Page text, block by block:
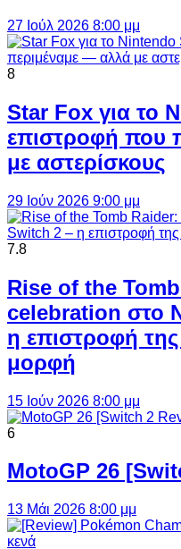
27 Ιούλ 2026 8:00 μμ
8
Star Fox για το
επιστροφή που
με αστερίσκους
29 Ιούν 2026 9:00 μμ
7.8
Rise of the
celebration στο
η επιστροφή
μορφή
15 Ιούν 2026 8:00 μμ
6
MotoGP 26
13 Μάι 2026 8:00 μμ